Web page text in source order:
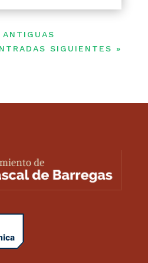
SIGUIENTES »